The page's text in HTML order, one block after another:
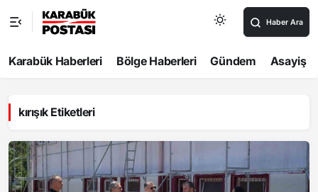
Haber Ara
Karabük Haberleri Bölge Haberleri Gündem Asayiş
kırışık Etiketleri